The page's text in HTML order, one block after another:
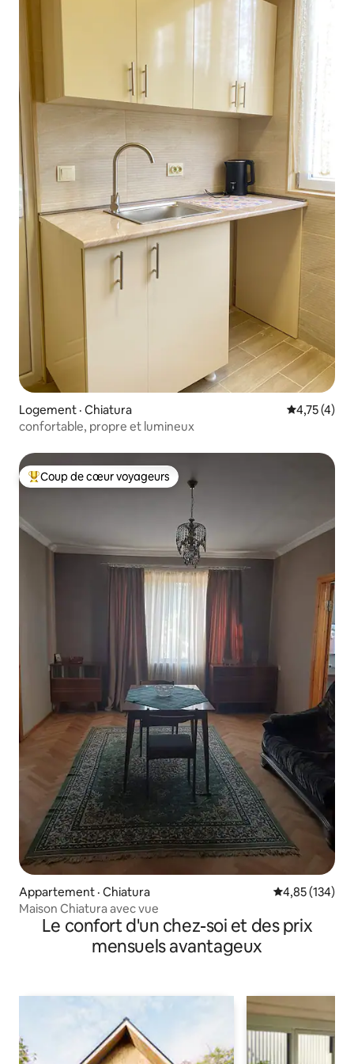
Logement · Chiatura Note
4,75 (4)
confortable, propre et lumineux
Coup de cœur voyageurs parmi les plus aimés
Coup de cœur voyageurs
Appartement · Chiatura Note
4,85 (134)
Maison Chiatura avec vue
Le confort d'un chez-soi et des prix
mensuels avantageux